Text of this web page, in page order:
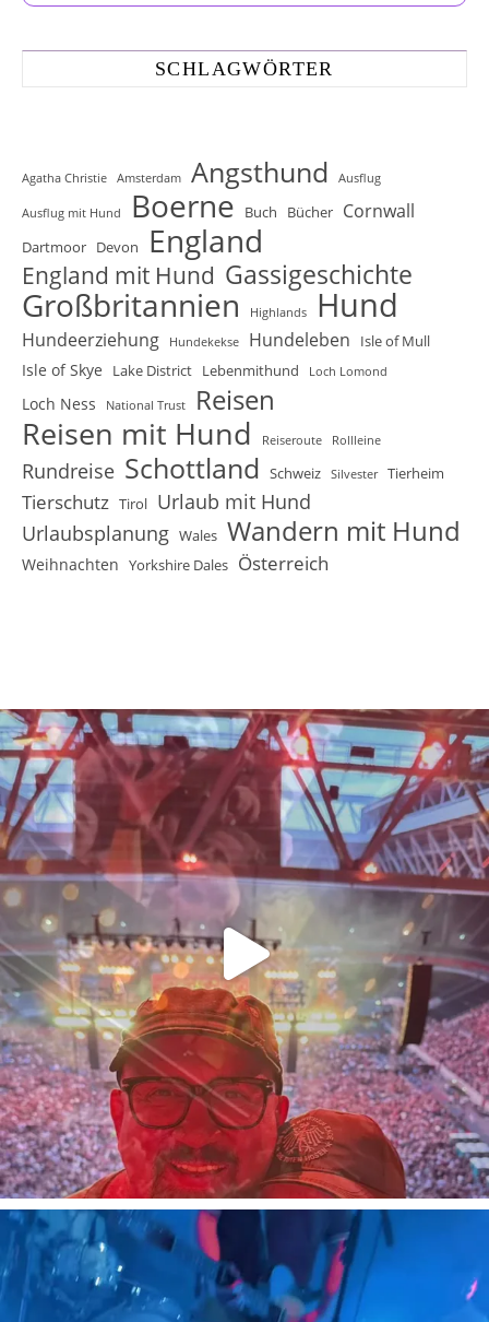
SCHLAGWÖRTER
Agatha Christie Amsterdam Angsthund Ausflug
Ausflug mit Hund Boerne Buch Bücher Cornwall
Dartmoor Devon England
England mit Hund Gassigeschichte
Großbritannien Highlands Hund
Hundeerziehung Hundekekse Hundeleben Isle of Mull
Isle of Skye Lake District Lebenmithund Loch Lomond
Loch Ness National Trust Reisen
Reisen mit Hund Reiseroute Rollleine
Rundreise Schottland Schweiz Silvester Tierheim
Tierschutz Tirol Urlaub mit Hund
Urlaubsplanung Wales Wandern mit Hund
Weihnachten Yorkshire Dales Österreich